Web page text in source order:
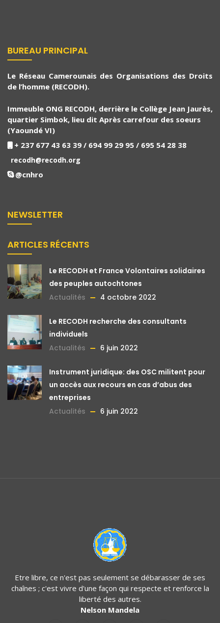
BUREAU PRINCIPAL
Le Réseau Camerounais des Organisations des Droits
de l’homme (RECODH).
Immeuble ONG RECODH, derrière le Collège Jean Jaurès,
quartier Simbok, lieu dit Après carrefour des soeurs
(Yaoundé VI)
+ 237 677 43 63 39 / 694 99 29 95 / 695 54 28 38
recodh@recodh.org
@cnhro
NEWSLETTER
ARTICLES RÉCENTS
Le RECODH et France Volontaires solidaires
des peuples autochtones
Actualités
4 octobre 2022
Le RECODH recherche des consultants
individuels
Actualités
6 juin 2022
Instrument juridique: des OSC militent pour
un accès aux recours en cas d’abus des
entreprises
Actualités
6 juin 2022
Etre libre, ce n'est pas seulement se débarasser de ses
chaînes ; c'est vivre d'une façon qui respecte et renforce la
liberté des autres.
Nelson Mandela